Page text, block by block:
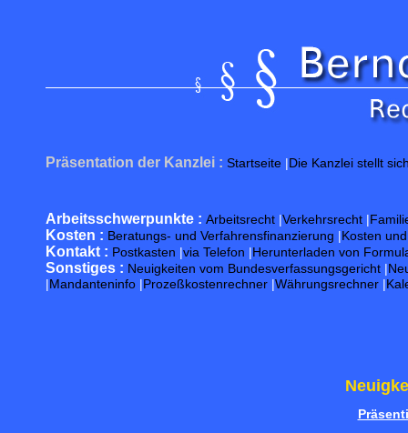
Präsentation der Kanzlei : Startseite |Die Kanzlei stellt
Arbeitsschwerpunkte : Arbeitsrecht |Verkehrsrecht |
Kosten : Beratungs- und Verfahrensfinanzierung |Kosten
Kontakt : Postkasten |via Telefon |Herunterladen von
Sonstiges : Neuigkeiten vom Bundesverfassungsgericht |
|Mandanteninfo |Prozeßkostenrechner |Währungsrechner |